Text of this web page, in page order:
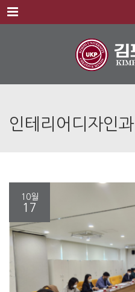
Menu
인테리어디자인과
10월
17